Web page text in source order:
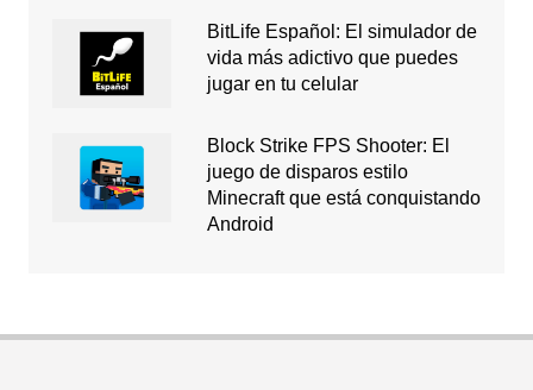
BitLife Español: El simulador de
vida más adictivo que puedes
jugar en tu celular
Block Strike FPS Shooter: El
juego de disparos estilo
Minecraft que está conquistando
Android